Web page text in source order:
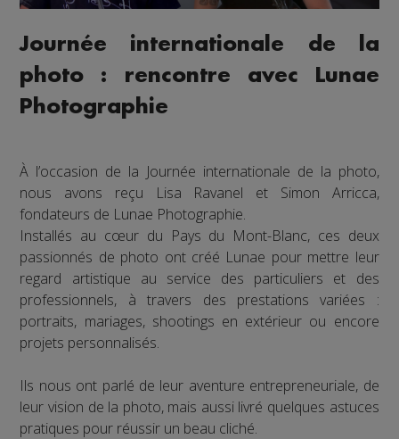
Journée internationale de la
photo : rencontre avec Lunae
Photographie
À l’occasion de la Journée internationale de la photo,
nous avons reçu Lisa Ravanel et Simon Arricca,
fondateurs de Lunae Photographie.
Installés au cœur du Pays du Mont-Blanc, ces deux
passionnés de photo ont créé Lunae pour mettre leur
regard artistique au service des particuliers et des
professionnels, à travers des prestations variées :
portraits, mariages, shootings en extérieur ou encore
projets personnalisés.
Ils nous ont parlé de leur aventure entrepreneuriale, de
leur vision de la photo, mais aussi livré quelques astuces
pratiques pour réussir un beau cliché.